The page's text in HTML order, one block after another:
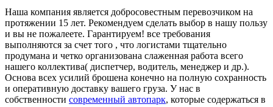
Наша компания является добросовестным перевозчиком на
протяжении 15 лет. Рекомендуем сделать выбор в нашу пользу
и вы не пожалеете. Гарантируем! все требования
выполняются за счет того , что логистами тщательно
продумана и четко организована слаженная работа всего
нашего коллектива( диспетчер, водитель, менеджер и др.).
Основа всех усилий брошена конечно на полную сохранность
и оперативную доставку вашего груза. У нас в
собственности современный автопарк, которые содержаться в